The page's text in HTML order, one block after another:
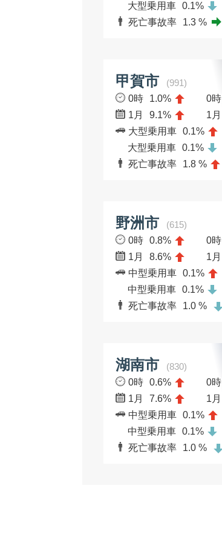
大型乗用車 0.1%
死亡事故率
1.3 %
甲賀市
(991)
0時
1.0% 0時
1月
9.1% 1月
大型乗用車 0.1%
大型乗用車 0.1%
死亡事故率
1.8 %
野洲市
(615)
0時 0.8% 0時
1月
8.6% 1月
中型乗用車 0.1%
中型乗用車 0.1%
死亡事故率
1.0 %
湖南市
(830)
0時 0.6% 0時
1月
7.6% 1月
中型乗用車 0.1%
中型乗用車 0.1%
死亡事故率
1.0 %